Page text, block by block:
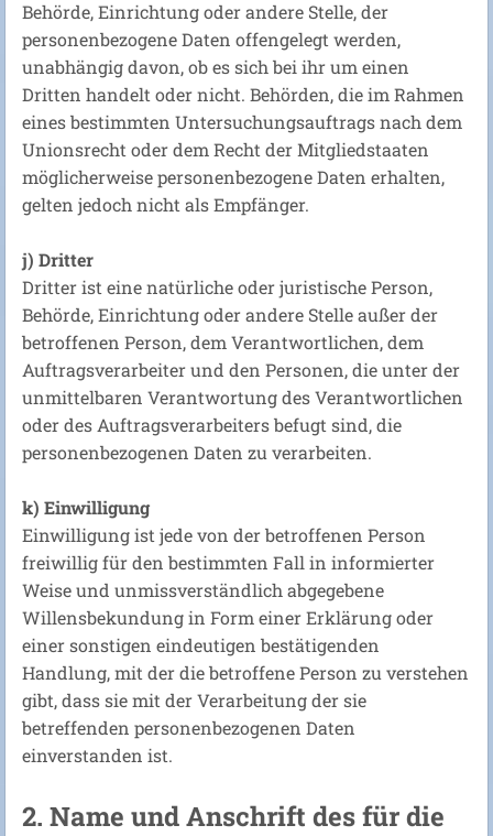
Behörde, Einrichtung oder andere Stelle, der
personenbezogene Daten offengelegt werden,
unabhängig davon, ob es sich bei ihr um einen
Dritten handelt oder nicht. Behörden, die im Rahmen
eines bestimmten Untersuchungsauftrags nach dem
Unionsrecht oder dem Recht der Mitgliedstaaten
möglicherweise personenbezogene Daten erhalten,
gelten jedoch nicht als Empfänger.
j) Dritter
Dritter ist eine natürliche oder juristische Person,
Behörde, Einrichtung oder andere Stelle außer der
betroffenen Person, dem Verantwortlichen, dem
Auftragsverarbeiter und den Personen, die unter der
unmittelbaren Verantwortung des Verantwortlichen
oder des Auftragsverarbeiters befugt sind, die
personenbezogenen Daten zu verarbeiten.
k) Einwilligung
Einwilligung ist jede von der betroffenen Person
freiwillig für den bestimmten Fall in informierter
Weise und unmissverständlich abgegebene
Willensbekundung in Form einer Erklärung oder
einer sonstigen eindeutigen bestätigenden
Handlung, mit der die betroffene Person zu verstehen
gibt, dass sie mit der Verarbeitung der sie
betreffenden personenbezogenen Daten
einverstanden ist.
2. Name und Anschrift des für die